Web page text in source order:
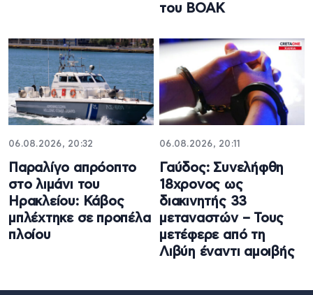
του ΒΟΑΚ
06.08.2026, 20:32
Παραλίγο απρόοπτο
στο λιμάνι του
Ηρακλείου: Κάβος
μπλέχτηκε σε προπέλα
πλοίου
06.08.2026, 20:11
Γαύδος: Συνελήφθη
18χρονος ως
διακινητής 33
μεταναστών – Τους
μετέφερε από τη
Λιβύη έναντι αμοιβής